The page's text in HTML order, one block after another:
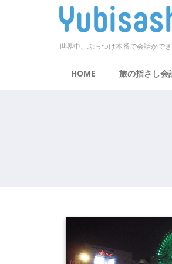
世界中、ぶっつけ本番で会話がで
HOME 旅の指さし会